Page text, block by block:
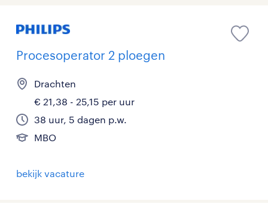
Procesoperator 2 ploegen
Drachten
€ 21,38 - 25,15 per uur
38 uur, 5 dagen p.w.
MBO
bekijk vacature